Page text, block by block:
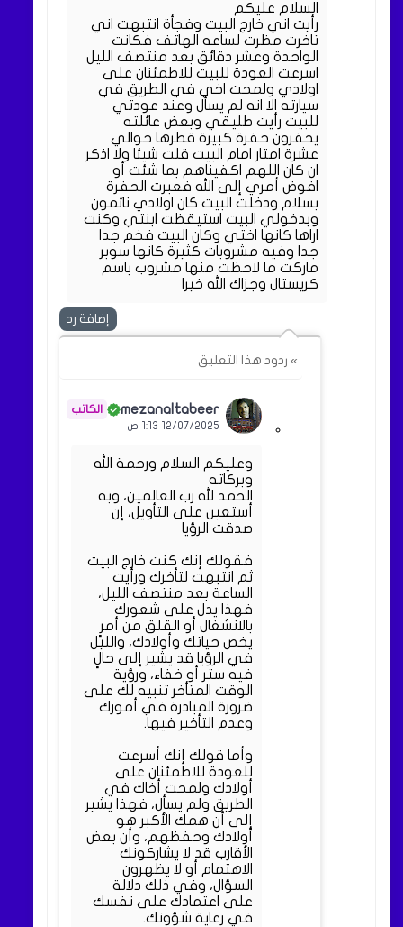
السلام عليكم
رأيت اني خارج البيت وفجأة انتبهت اني
تاخرت مظرت لساعه الهاتف فكانت
الواحدة وعشر دقائق بعد منتصف الليل
اسرعت العودة للبيت للاطمئنان على
اولادي ولمحت اخي في الطريق في
سيارته الا انه لم يسأل وعند عودتي
للبيت رأيت طليقي وبعض عائلته
يحفرون حفرة كبيرة قطرها حوالي
عشرة امتار امام البيت قلت شيئا ولا اذكر
ان كان اللهم اكفيناهم بما شئت أو
افوض أمري إلى الله فعبرت الحفرة
بسلام ودخلت البيت كان اولادي نائمون
وبدخولي البيت استيقظت ابنتي وكنت
اراها كانها اختي وكان البيت فخم جدا
جدا وفيه مشروبات كثيرة كانها سوبر
ماركت ما لاحظت منها مشروب باسم
كريستال وجزاك الله خيرا
إضافة رد
» ردود هذا التعليق
mezanaltabeer
12/07/2025 1:13 ص
وعليكم السلام ورحمة الله
وبركاته
الحمد لله رب العالمين، وبه
أستعين على التأويل، إن
صدقت الرؤيا
فقولك إنك كنت خارج البيت
ثم انتبهت لتأخرك ورأيت
الساعة بعد منتصف الليل،
فهذا يدل على شعورك
بالانشغال أو القلق من أمرٍ
يخص حياتك وأولادك، والليل
في الرؤيا قد يشير إلى حالٍ
فيه ستر أو خفاء، ورؤية
الوقت المتأخر تنبيه لك على
ضرورة المبادرة في أمورك
وعدم التأخير فيها.
وأما قولك إنك أسرعت
للعودة للاطمئنان على
أولادك ولمحت أخاك في
الطريق ولم يسأل، فهذا يشير
إلى أن همك الأكبر هو
أولادك وحفظهم، وأن بعض
الأقارب قد لا يشاركونك
الاهتمام أو لا يظهرون
السؤال، وفي ذلك دلالة
على اعتمادك على نفسك
في رعاية شؤونك.